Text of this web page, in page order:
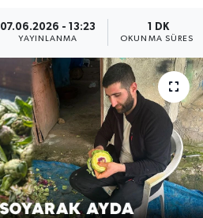
07.06.2026 - 13:23
YAYINLANMA
1 DK
OKUNMA SÜRESI